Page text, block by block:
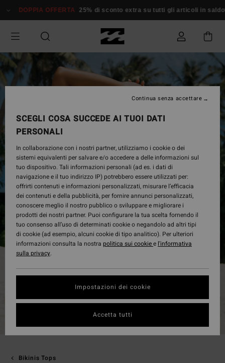
alle
prodotto
DOPPIA OFFERTA 25% di sconto extra su tutti gli articoli in
Bikinis Tops
SCEGLI COSA SUCCEDE AI TUOI DATI
PERSONALI
In collaborazione con i nostri partner, utilizziamo i cookie o dei
sistemi equivalenti per salvare e/o accedere a delle informazioni sul
tuo dispositivo. Tali informazioni personali (ad es. i dati di
navigazione e il tuo indirizzo IP) potrebbero essere utilizzati per:
offrirti contenuti e informazioni personalizzati, misurare l’efficacia
dei contenuti e della pubblicità, per fornire annunci personalizzati,
conoscere meglio il nostro pubblico o sviluppare e migliorare i
prodotti dei nostri partner. Puoi configurare la tua scelta fornendo il
tuo consenso all’uso di determinati cookie o negandolo ad altri tipi
di cookie (ad esempio, alcuni cookie di tipo analitico). Per ulteriori
informazioni consulta la nostra politica sui cookiee l'informativa
sulla privacy.
Impostazioni dei cookie
Continua senza accettare
Accetta tutti